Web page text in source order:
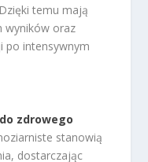
temu mają
wyników oraz
po intensywnym
zdrowego
stanowią
dostarczając